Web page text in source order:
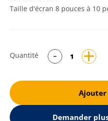
Taille d'écran 8 pouces à 10
Quantité
Ajouter
Demander